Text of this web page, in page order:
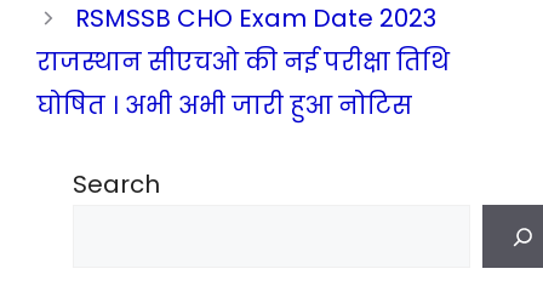
RSMSSB CHO Exam Date 2023
राजस्थान सीएचओ की नई परीक्षा तिथि
घोषित । अभी अभी जारी हुआ नोटिस
Search